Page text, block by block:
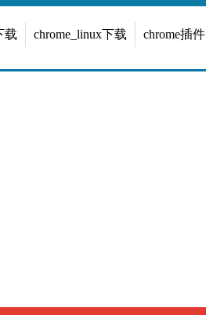
载 chrome_linux下载 chrome插件